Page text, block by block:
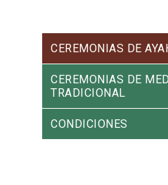
CEREMONIAS DE
CEREMONIAS DE
TRADICIONAL
CONDICIONES